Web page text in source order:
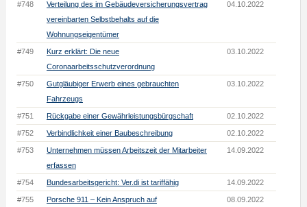
#748
Verteilung des im Gebäudeversicherungsvertrag
vereinbarten Selbstbehalts auf die
Wohnungseigentümer
04.10.2022
#749
Kurz erklärt: Die neue
Coronaarbeitsschutzverordnung
03.10.2022
#750
Gutgläubiger Erwerb eines gebrauchten
Fahrzeugs
03.10.2022
#751 Rückgabe einer Gewährleistungsbürgschaft 02.10.2022
#752 Verbindlichkeit einer Baubeschreibung 02.10.2022
#753
Unternehmen müssen Arbeitszeit der Mitarbeiter
erfassen
14.09.2022
#754 Bundesarbeitsgericht: Ver.di ist tariffähig 14.09.2022
#755
Porsche 911 – Kein Anspruch auf
08.09.2022